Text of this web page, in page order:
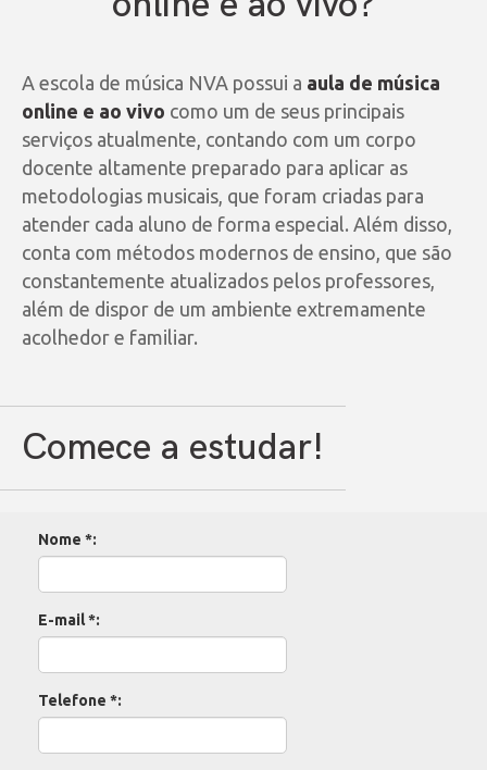
A escola de música NVA possui a aula de música
online e ao vivo como um de seus principais
serviços atualmente, contando com um corpo
docente altamente preparado para aplicar as
metodologias musicais, que foram criadas para
atender cada aluno de forma especial. Além disso,
conta com métodos modernos de ensino, que são
constantemente atualizados pelos professores,
além de dispor de um ambiente extremamente
acolhedor e familiar.
Comece a estudar!
Nome *:
E-mail *:
Telefone *: